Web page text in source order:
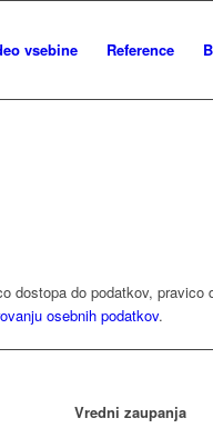
vsebine Reference
dostopa do podatkov,
osebnih podatkov.
Vredni zaupanja